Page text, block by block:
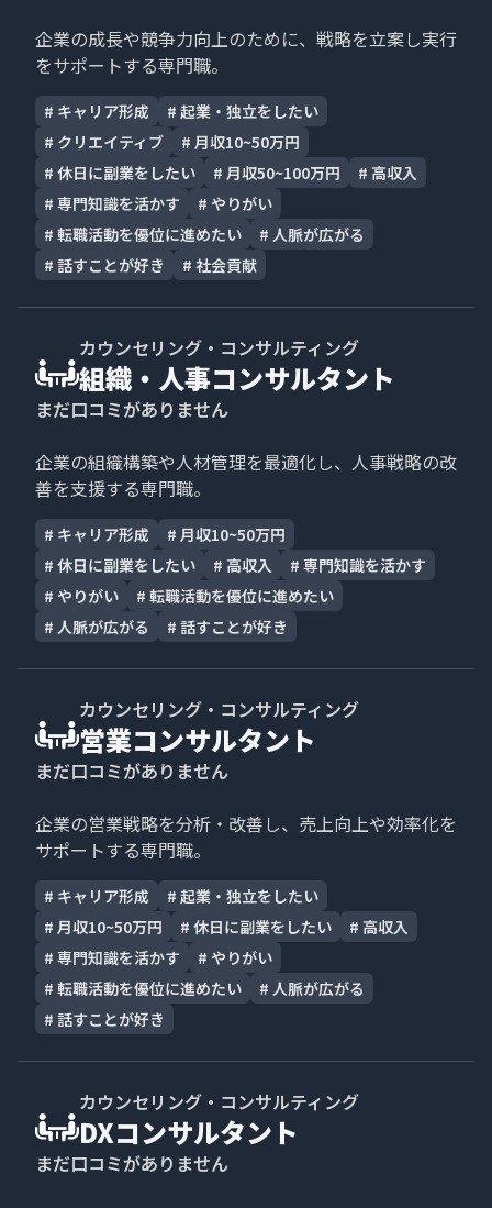
企業の成長や競争力向上のために、戦略を立案し実行
をサポートする専門職。
# キャリア形成 # 起業・独立をしたい
# クリエイティブ # 月収10~50万円
# 休日に副業をしたい # 月収50~100万円 # 高収入
# 専門知識を活かす # やりがい
# 転職活動を優位に進めたい # 人脈が広がる
# 話すことが好き # 社会貢献
カウンセリング・コンサルティング
組織・人事コンサルタント
まだ口コミがありません
企業の組織構築や人材管理を最適化し、人事戦略の改
善を支援する専門職。
# キャリア形成 # 月収10~50万円
# 休日に副業をしたい # 高収入 # 専門知識を活かす
# やりがい # 転職活動を優位に進めたい
# 人脈が広がる # 話すことが好き
カウンセリング・コンサルティング
営業コンサルタント
まだ口コミがありません
企業の営業戦略を分析・改善し、売上向上や効率化を
サポートする専門職。
# キャリア形成 # 起業・独立をしたい
# 月収10~50万円 # 休日に副業をしたい # 高収入
# 専門知識を活かす # やりがい
# 転職活動を優位に進めたい # 人脈が広がる
# 話すことが好き
カウンセリング・コンサルティング
DXコンサルタント
まだ口コミがありません